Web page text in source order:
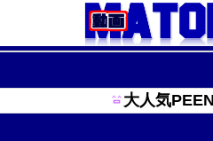
大人気